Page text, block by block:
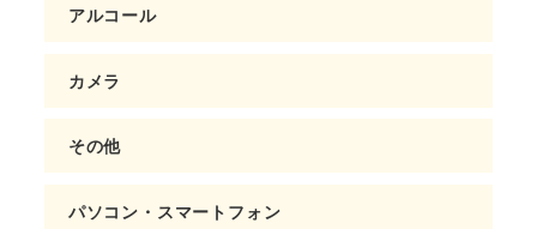
アルコール
カメラ
その他
パソコン・スマートフォン